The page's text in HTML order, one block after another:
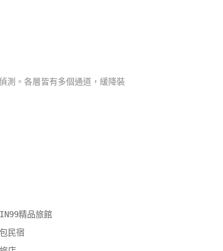
測。各層皆有多個通道，緩降裝
精品旅館
民宿